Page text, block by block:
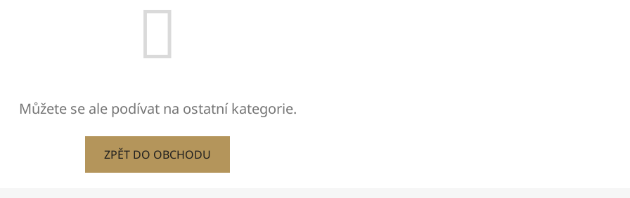
Můžete se ale podívat na ostatní kategorie.
ZPĚT DO OBCHODU